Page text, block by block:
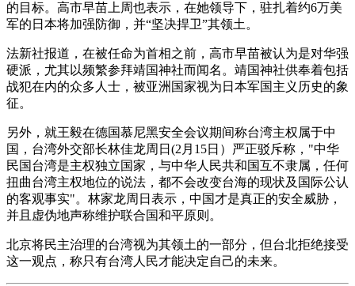
的目标。高市早苗上周也表示，在她领导下，驻扎着约6万美
军的日本将加强防御，并“坚决捍卫”其领土。
法新社报道，在被任命为首相之前，高市早苗被认为是对华强
硬派，尤其以频繁参拜靖国神社而闻名。靖国神社供奉着包括
战犯在内的众多人士，被亚洲国家视为日本军国主义历史的象
征。
另外，就王毅在德国慕尼黑安全会议期间称台湾主权属于中
国，台湾外交部长林佳龙周日(2月15日）严正驳斥称，"中华
民国台湾是主权独立国家，与中华人民共和国互不隶属，任何
扭曲台湾主权地位的说法，都不会改变台海的现状及国际公认
的客观事实"。林家龙周日表示，中国才是真正的安全威胁，
并且虚伪地声称维护联合国和平原则。
北京将民主治理的台湾视为其领土的一部分，但台北拒绝接受
这一观点，称只有台湾人民才能决定自己的未来。